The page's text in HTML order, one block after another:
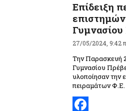
Επίδειξη
27/05/2024, 9:42
Την Παρασκευή
Γυμνασίου
υλοποίησαν την
πειραμάτων